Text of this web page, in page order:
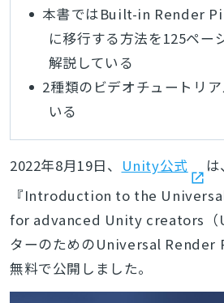
本書ではBuilt-in Render
に移行する方法を125ペー
解説している
2種類のビデオチュートリ
いる
2022年8月19日、 Unity公式
『Introduction to the
for advanced Unity creators（
ターのためのUniversal Render
無料で公開しました。